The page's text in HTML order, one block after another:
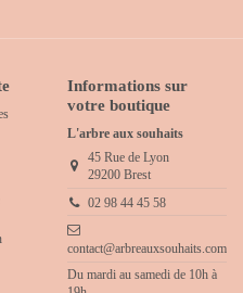
Informations sur
votre boutique
L'arbre aux souhaits
45 Rue de Lyon
29200 Brest
02 98 44 45 58
contact@arbreauxsouhaits.com
Du mardi au samedi de 10h à